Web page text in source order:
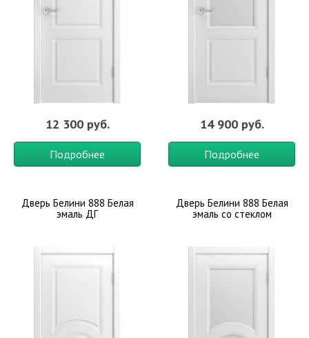
12 300 руб.
Подробнее
14 900 руб.
Подробнее
Дверь Белини 888 Белая
эмаль ДГ
Дверь Белини 888 Белая
эмаль со стеклом